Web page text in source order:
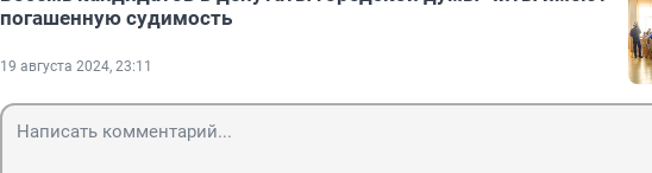
погашенную судимость
19 августа 2024, 23:11